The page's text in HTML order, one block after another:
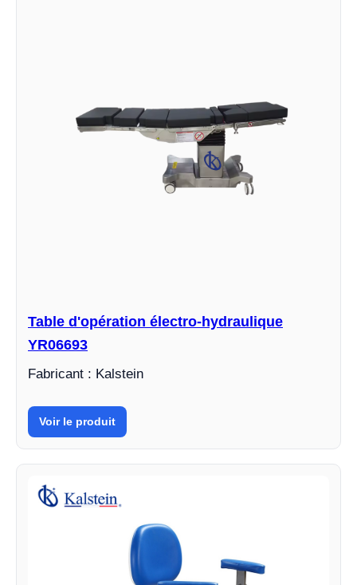
Table d'opération électro-hydraulique
YR06693
Fabricant : Kalstein
Voir le produit